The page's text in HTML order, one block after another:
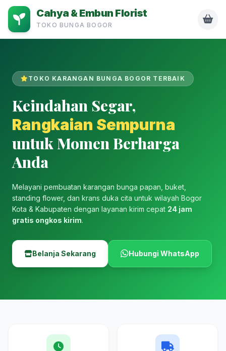
Cahya & Embun Florist
TOKO BUNGA BOGOR
TOKO KARANGAN BUNGA BOGOR TERBAIK
Keindahan Segar,
Rangkaian Sempurna
untuk Momen Berharga
Anda
Melayani pembuatan karangan bunga papan, buket,
standing flower, dan krans duka cita untuk wilayah Bogor
Kota & Kabupaten dengan layanan kirim cepat 24 jam
gratis ongkos kirim.
Belanja Sekarang Hubungi WhatsApp